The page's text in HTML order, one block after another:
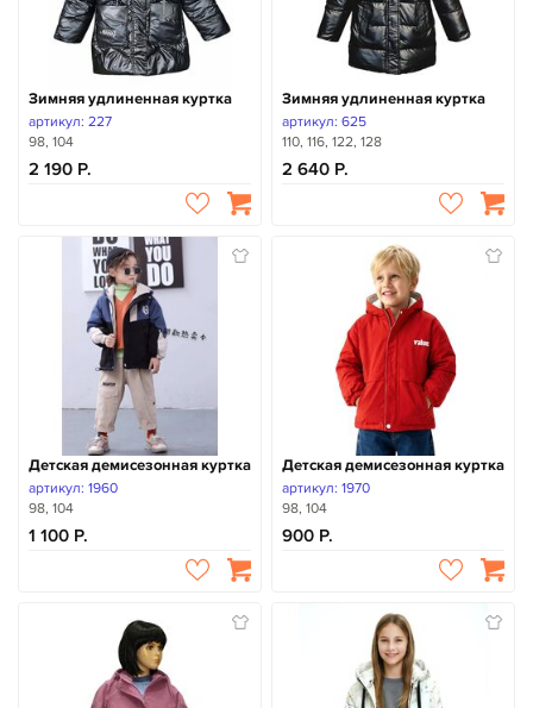
Зимняя удлиненная куртка
артикул: 227
98, 104
2 190
Зимняя удлиненная куртка
артикул: 625
110, 116, 122, 128
2 640
Детская демисезонная куртка
артикул: 1960
98, 104
1 100
Детская демисезонная куртка
артикул: 1970
98, 104
900